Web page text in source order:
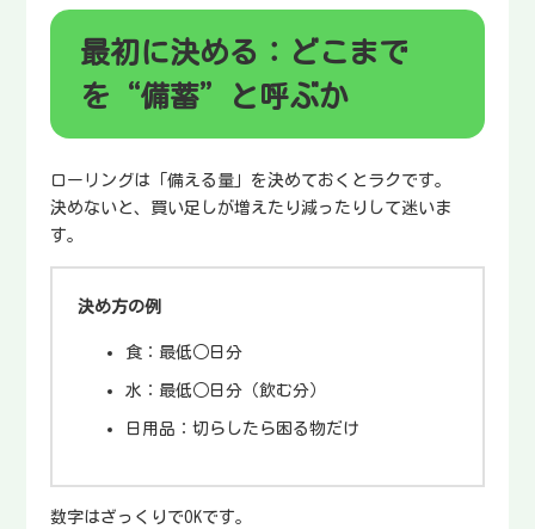
最初に決める：どこまで
を“備蓄”と呼ぶか
ローリングは「備える量」を決めておくとラクです。
決めないと、買い足しが増えたり減ったりして迷いま
す。
決め方の例
食：最低○日分
水：最低○日分（飲む分）
日用品：切らしたら困る物だけ
数字はざっくりでOKです。